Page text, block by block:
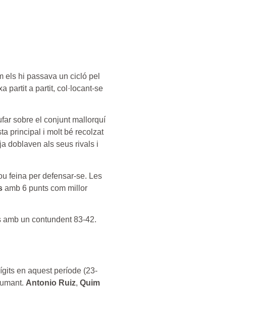
els hi passava un cicló pel
partit a partit, col·locant-se
sobre el conjunt mallorquí
principal i molt bé recolzat
doblaven als seus rivals i
feina per defensar-se. Les
amb 6 punts com millor
un contundent 83-42.
en aquest període (23-
Antonio Ruiz, Quim